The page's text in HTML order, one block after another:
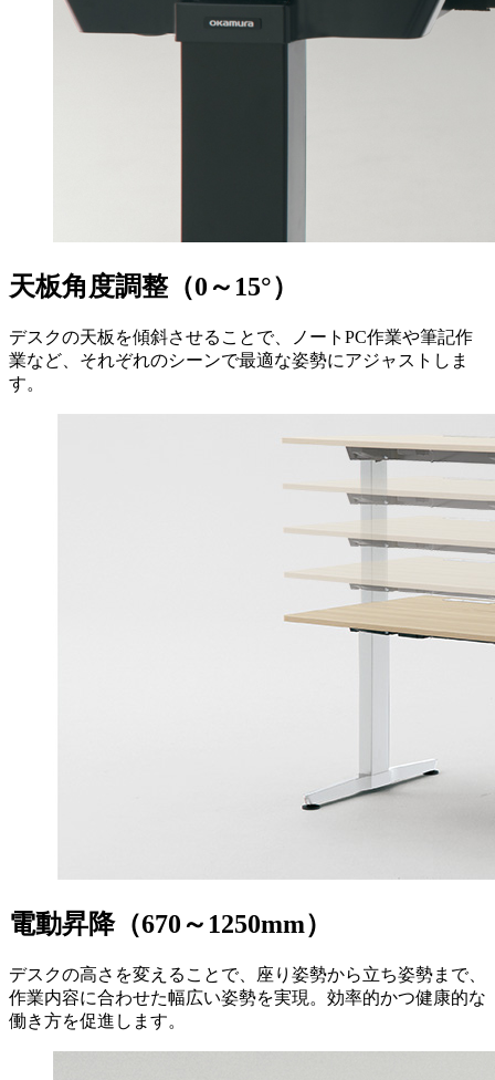
天板角度調整（0～15°）
デスクの天板を傾斜させることで、ノートPC作業や筆記作
業など、それぞれのシーンで最適な姿勢にアジャストしま
す。
電動昇降（670～1250mm）
デスクの高さを変えることで、座り姿勢から立ち姿勢まで、
作業内容に合わせた幅広い姿勢を実現。効率的かつ健康的な
働き方を促進します。